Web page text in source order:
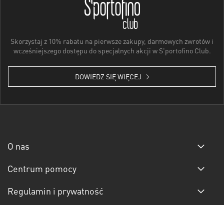
Skorzystaj z 10% rabatu na pierwsze zakupy, darmowych zwrotów i
wcześniejszego dostępu do specjalnych akcji w S'portofino Club.
DOWIEDZ SIĘ WIĘCEJ
O nas
Centrum pomocy
Regulamin i prywatność